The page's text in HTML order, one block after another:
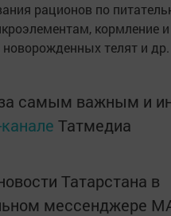
рационов по
кормление
телят и др.
самым важным и
Татмедиа
Татарстана в
мессенджере